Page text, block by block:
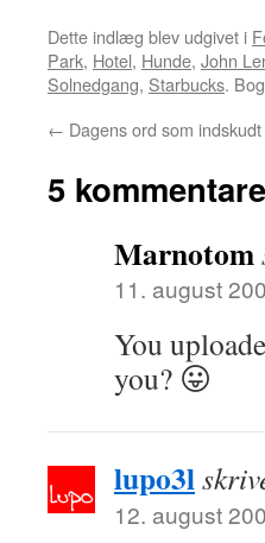
Dette indlæg blev udgivet i
Park, Hotel, Hunde, John
Solnedgang, Starbucks.
← Dagens ord som
5
Marnotom
11. august
You
you? 😛
lupo3l
12. august